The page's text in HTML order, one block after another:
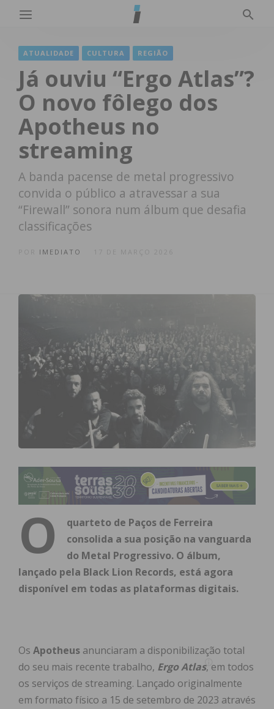
ATUALIDADE CULTURA REGIÃO
Já ouviu “Ergo Atlas”?
O novo fôlego dos
Apotheus no
streaming
A banda pacense de metal progressivo
convida o público a atravessar a sua
“Firewall” sonora num álbum que desafia
classificações
IMEDIATO 17 DE MARÇO 2026
O
quarteto de Paços de Ferreira
consolida a sua posição na vanguarda
do Metal Progressivo. O álbum,
lançado pela Black Lion Records, está agora
disponível em todas as plataformas digitais.
Os Apotheus anunciaram a disponibilização total
do seu mais recente trabalho, Ergo Atlas, em todos
os serviços de streaming. Lançado originalmente
em formato físico a 15 de setembro de 2023 através